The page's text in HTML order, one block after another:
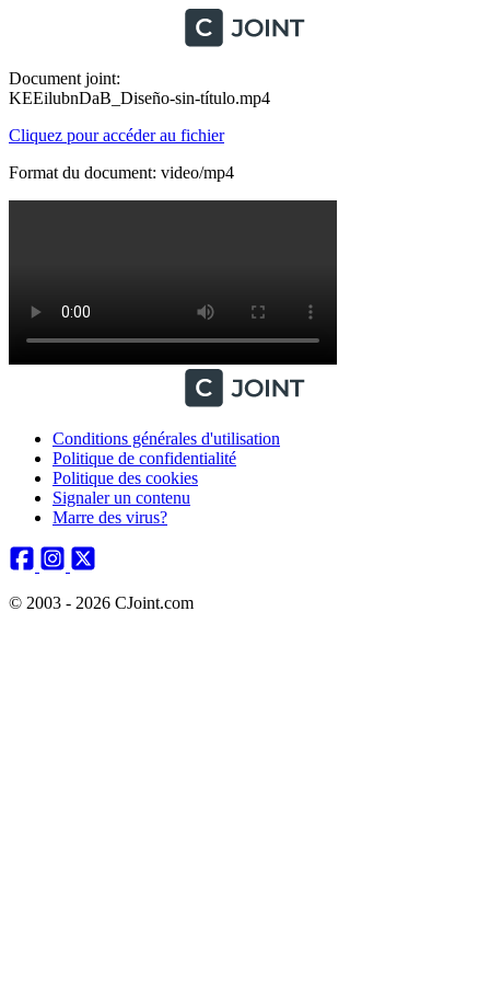
Document joint:
KEEilubnDaB_Diseño-sin-título.mp4
Cliquez pour accéder au fichier
Format du document: video/mp4
Conditions générales d'utilisation
Politique de confidentialité
Politique des cookies
Signaler un contenu
Marre des virus?
© 2003 - 2026 CJoint.com